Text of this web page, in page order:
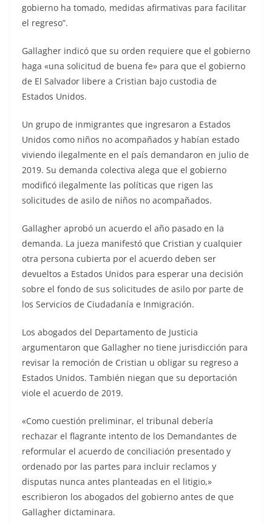
gobierno ha tomado, medidas afirmativas para facilitar
el regreso”.
Gallagher indicó que su orden requiere que el gobierno
haga «una solicitud de buena fe» para que el gobierno
de El Salvador libere a Cristian bajo custodia de
Estados Unidos.
Un grupo de inmigrantes que ingresaron a Estados
Unidos como niños no acompañados y habían estado
viviendo ilegalmente en el país demandaron en julio de
2019. Su demanda colectiva alega que el gobierno
modificó ilegalmente las políticas que rigen las
solicitudes de asilo de niños no acompañados.
Gallagher aprobó un acuerdo el año pasado en la
demanda. La jueza manifestó que Cristian y cualquier
otra persona cubierta por el acuerdo deben ser
devueltos a Estados Unidos para esperar una decisión
sobre el fondo de sus solicitudes de asilo por parte de
los Servicios de Ciudadanía e Inmigración.
Los abogados del Departamento de Justicia
argumentaron que Gallagher no tiene jurisdicción para
revisar la remoción de Cristian u obligar su regreso a
Estados Unidos. También niegan que su deportación
viole el acuerdo de 2019.
«Como cuestión preliminar, el tribunal debería
rechazar el flagrante intento de los Demandantes de
reformular el acuerdo de conciliación presentado y
ordenado por las partes para incluir reclamos y
disputas nunca antes planteadas en el litigio,»
escribieron los abogados del gobierno antes de que
Gallagher dictaminara.